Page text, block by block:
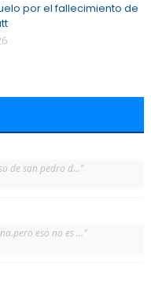
por el fallecimiento de
de san pedro d..."
eso no es ..."